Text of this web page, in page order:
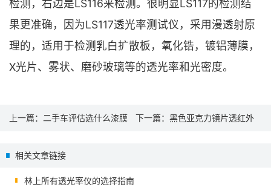
检测，右边是LS116来检测。很明显LS117的检测结
果更准确，因为LS117透光率测试仪，采用漫透射原
理的，适用于检测乳白扩散板，氧化锆，镀铝薄膜，
X光片、雾状、磨砂玻璃等的透光率和光密度。
上一篇： 二手车评估选什么漆膜 下一篇： 黑色亚克力镜片透红外
相关文章链接
林上所有透光率仪的选择指南